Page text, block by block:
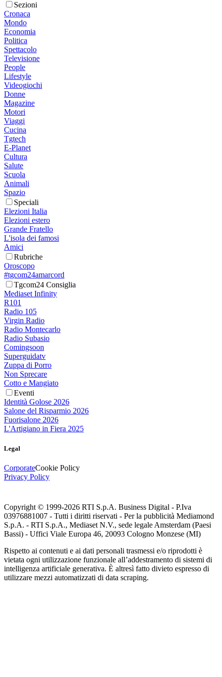
Sezioni
Cronaca
Mondo
Economia
Politica
Spettacolo
Televisione
People
Lifestyle
Videogiochi
Donne
Magazine
Motori
Viaggi
Cucina
Tgtech
E-Planet
Cultura
Salute
Scuola
Animali
Spazio
Speciali
Elezioni Italia
Elezioni estero
Grande Fratello
L'isola dei famosi
Amici
Rubriche
Oroscopo
#tgcom24amarcord
Tgcom24 Consiglia
Mediaset Infinity
R101
Radio 105
Virgin Radio
Radio Montecarlo
Radio Subasio
Comingsoon
Superguidatv
Zuppa di Porro
Non Sprecare
Cotto e Mangiato
Eventi
Identità Golose 2026
Salone del Risparmio 2026
Fuorisalone 2026
L'Artigiano in Fiera 2025
Legal
CorporateCookie Policy
Privacy Policy
Copyright © 1999-2026 RTI S.p.A. Business Digital - P.Iva
03976881007 - Tutti i diritti riservati - Per la pubblicità Mediamond
S.p.A. - RTI S.p.A., Mediaset N.V., sede legale Amsterdam (Paesi
Bassi) - Uffici Viale Europa 46, 20093 Cologno Monzese (MI)
Rispetto ai contenuti e ai dati personali trasmessi e/o riprodotti è
vietata ogni utilizzazione funzionale all’addestramento di sistemi di
intelligenza artificiale generativa. È altresì fatto divieto espresso di
utilizzare mezzi automatizzati di data scraping.